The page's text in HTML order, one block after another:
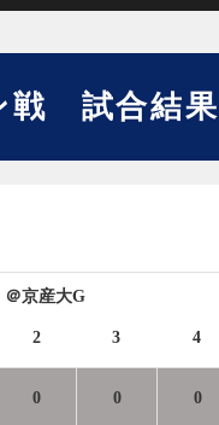
戦 試合結果
京産大G
2 3 4
0 0 0